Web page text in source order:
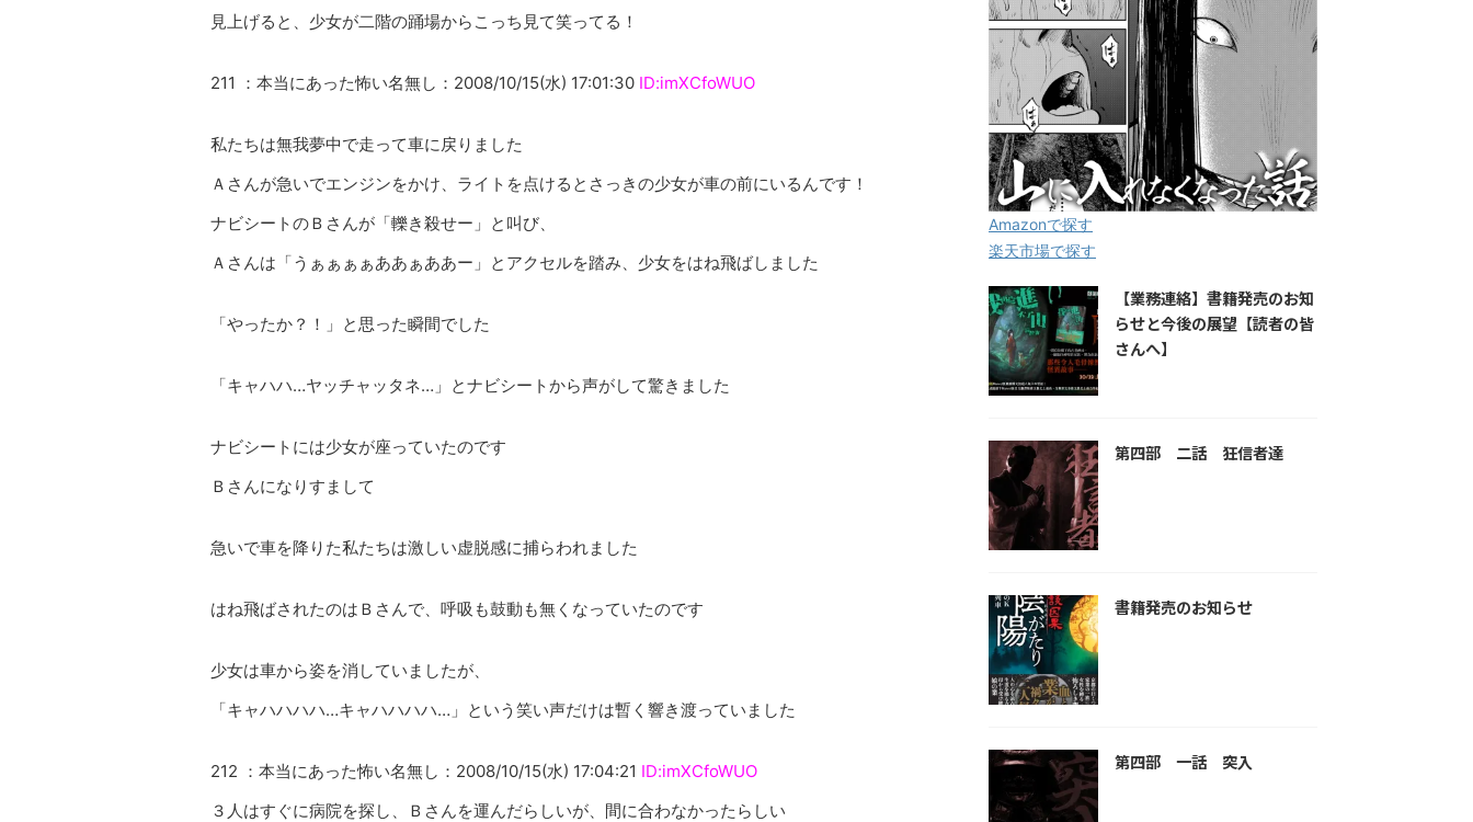
見上げると、少女が二階の踊場からこっち見て笑ってる！
211 ：本当にあった怖い名無し：2008/10/15(水) 17:01:30 ID:imXCfoWUO
私たちは無我夢中で走って車に戻りました
Ａさんが急いでエンジンをかけ、ライトを点けるとさっきの少女が車の前にいるんです！
ナビシートのＢさんが「轢き殺せー」と叫び、
Ａさんは「うぁぁぁぁああぁああー」とアクセルを踏み、少女をはね飛ばしました
「やったか？！」と思った瞬間でした
「キャハハ…ヤッチャッタネ…」とナビシートから声がして驚きました
ナビシートには少女が座っていたのです
Ｂさんになりすまして
急いで車を降りた私たちは激しい虚脱感に捕らわれました
はね飛ばされたのはＢさんで、呼吸も鼓動も無くなっていたのです
少女は車から姿を消していましたが、
「キャハハハハ…キャハハハハ…」という笑い声だけは暫く響き渡っていました
212 ：本当にあった怖い名無し：2008/10/15(水) 17:04:21 ID:imXCfoWUO
３人はすぐに病院を探し、Ｂさんを運んだらしいが、間に合わなかったらしい
Amazonで探す
楽天市場で探す
【業務連絡】書籍発売のお知
らせと今後の展望【読者の皆
さんへ】
第四部 二話 狂信者達
書籍発売のお知らせ
第四部 一話 突入